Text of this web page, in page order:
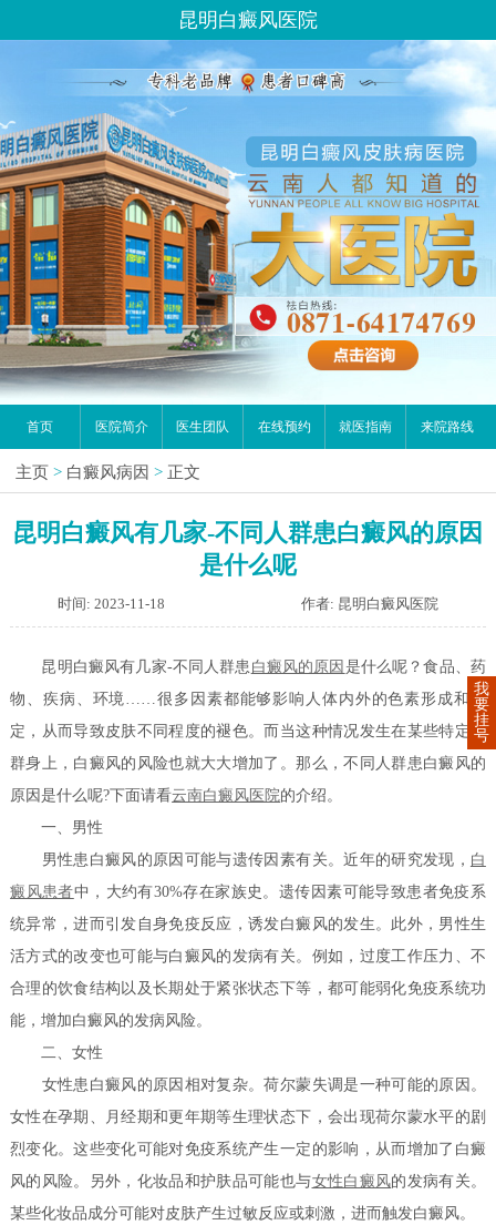
昆明白癜风医院
首页 医院简介 医生团队 在线预约 就医指南 来院路线
主页 > 白癜风病因 > 正文
昆明白癜风有几家-不同人群患白癜风的原因
是什么呢
时间: 2023-11-18 作者: 昆明白癜风医院
昆明白癜风有几家-不同人群患 白癜风的原因 是什么呢？食品、药
物、疾病、环境……很多因素都能够影响人体内外的色素形成和稳
定，从而导致皮肤不同程度的褪色。而当这种情况发生在某些特定人
群身上，白癜风的风险也就大大增加了。那么，不同人群患白癜风的
原因是什么呢?下面请看云南白癜风医院的介绍。
一、男性
男性患白癜风的原因可能与遗传因素有关。近年的研究发现， 白
癜风患者中，大约有30%存在家族史。遗传因素可能导致患者免疫系
统异常，进而引发自身免疫反应，诱发白癜风的发生。此外，男性生
活方式的改变也可能与白癜风的发病有关。例如，过度工作压力、不
合理的饮食结构以及长期处于紧张状态下等，都可能弱化免疫系统功
能，增加白癜风的发病风险。
二、女性
女性患白癜风的原因相对复杂。荷尔蒙失调是一种可能的原因。
女性在孕期、月经期和更年期等生理状态下，会出现荷尔蒙水平的剧
烈变化。这些变化可能对免疫系统产生一定的影响，从而增加了白癜
风的风险。另外，化妆品和护肤品可能也与女性白癜风的发病有关。
某些化妆品成分可能对皮肤产生过敏反应或刺激，进而触发白癜风。
我
要
挂
号